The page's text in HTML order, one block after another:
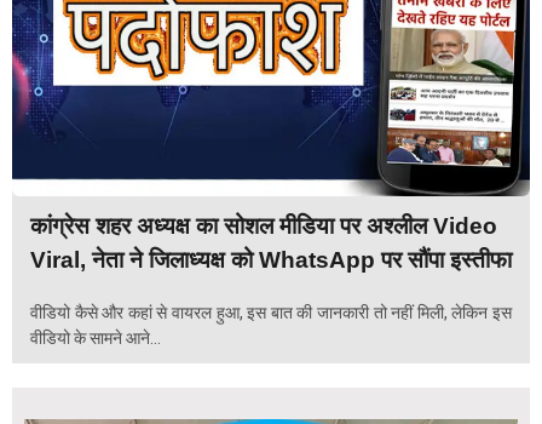
कांग्रेस शहर अध्यक्ष का सोशल मीडिया पर अश्लील Video
Viral, नेता ने जिलाध्यक्ष को WhatsApp पर सौंपा इस्तीफा
वीडियो कैसे और कहां से वायरल हुआ, इस बात की जानकारी तो नहीं मिली, लेकिन इस
वीडियो के सामने आने...